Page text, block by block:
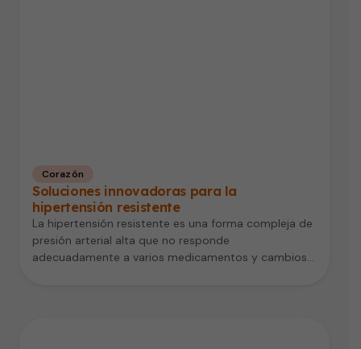
Corazón
Soluciones innovadoras para la
hipertensión resistente
La hipertensión resistente es una forma compleja de
presión arterial alta que no responde
adecuadamente a varios medicamentos y cambios…